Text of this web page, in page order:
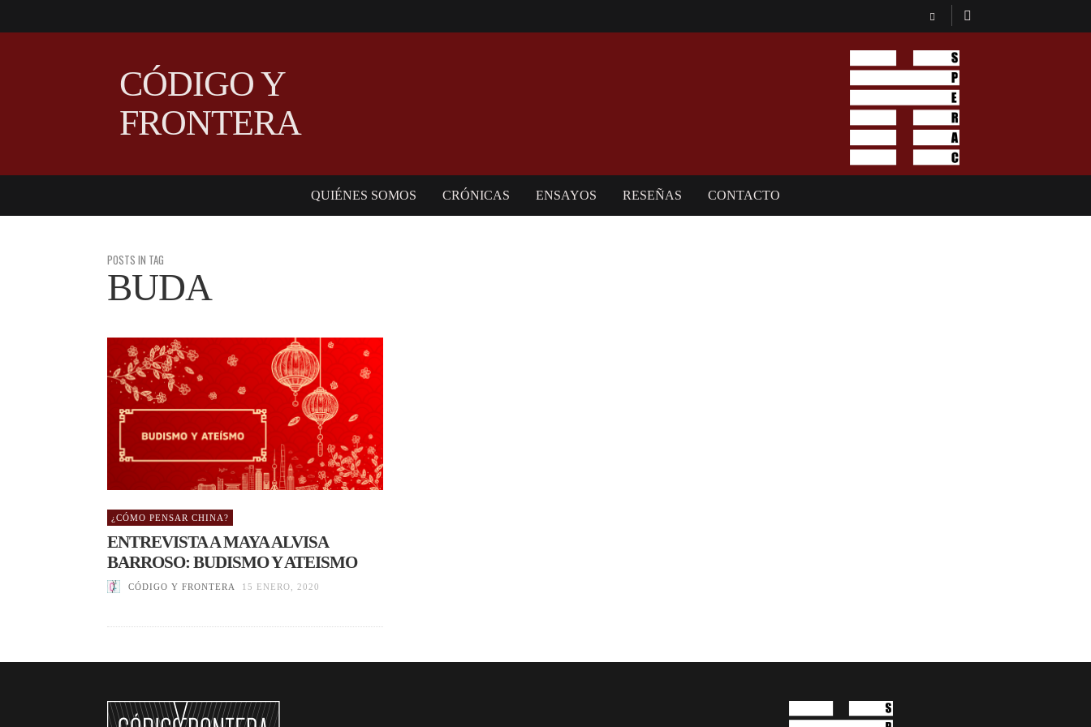
CÓDIGO Y
FRONTERA
QUIÉNES SOMOS CRÓNICAS ENSAYOS RESEÑAS CONTACTO
POSTS IN TAG
BUDA
¿CÓMO PENSAR CHINA?
ENTREVISTA A MAYA ALVISA
BARROSO: BUDISMO Y ATEISMO
CÓDIGO Y FRONTERA 15 ENERO, 2020